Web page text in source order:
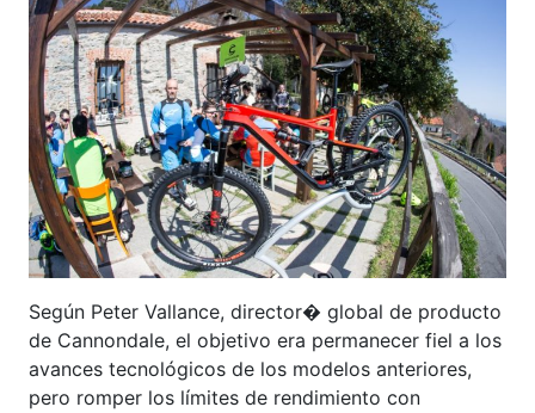
Según Peter Vallance, director� global de producto
de Cannondale, el objetivo era permanecer fiel a los
avances tecnológicos de los modelos anteriores,
pero romper los límites de rendimiento con